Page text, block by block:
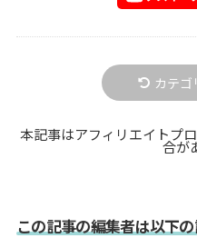
カテ
本記事はアフィリエイトプ
合が
この記事の編集者は以下